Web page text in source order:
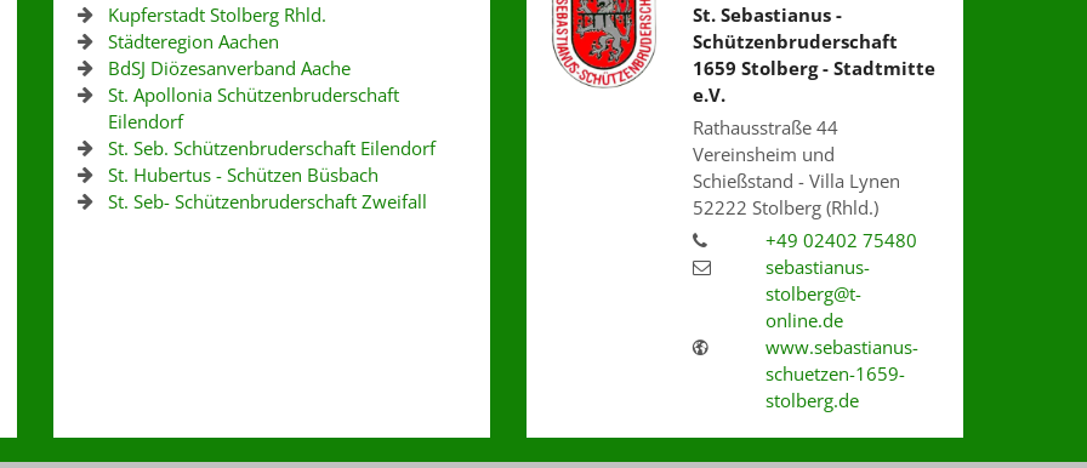
Kupferstadt Stolberg Rhld.
Städteregion Aachen
BdSJ Diözesanverband Aache
St. Apollonia Schützenbruderschaft
Eilendorf
St. Seb. Schützenbruderschaft Eilendorf
St. Hubertus - Schützen Büsbach
St. Seb- Schützenbruderschaft Zweifall
St. Sebastianus -
Schützenbruderschaft
1659 Stolberg - Stadtmitte
e.V.
Rathausstraße 44
Vereinsheim und
Schießstand - Villa Lynen
52222 Stolberg (Rhld.)
+49 02402 75480
sebastianus-
stolberg@t-
online.de
www.sebastianus-
schuetzen-1659-
stolberg.de